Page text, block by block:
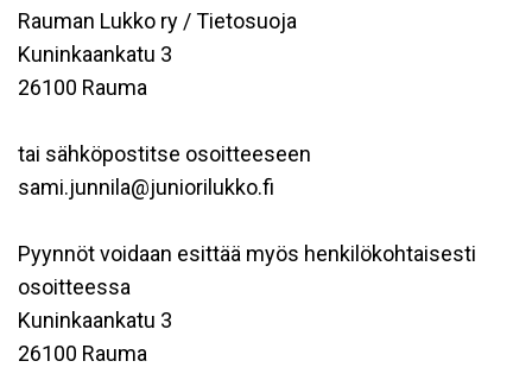
Rauman Lukko ry / Tietosuoja
Kuninkaankatu 3
26100 Rauma
tai sähköpostitse osoitteeseen
sami.junnila@juniorilukko.fi
Pyynnöt voidaan esittää myös henkilökohtaisesti
osoitteessa
Kuninkaankatu 3
26100 Rauma